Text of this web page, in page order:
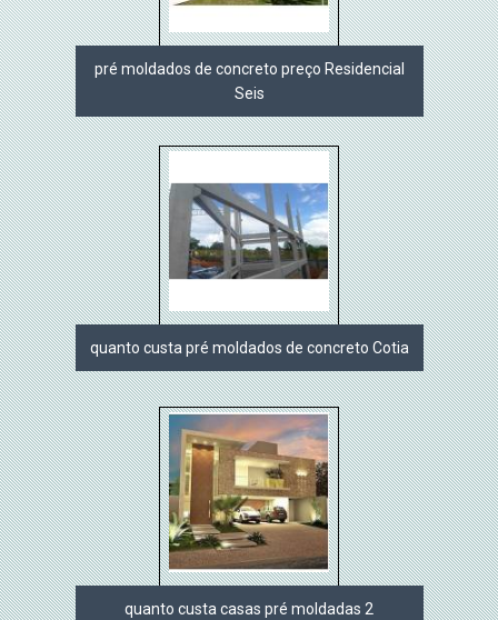
pré moldados de concreto preço Residencial
Seis
quanto custa pré moldados de concreto Cotia
quanto custa casas pré moldadas 2